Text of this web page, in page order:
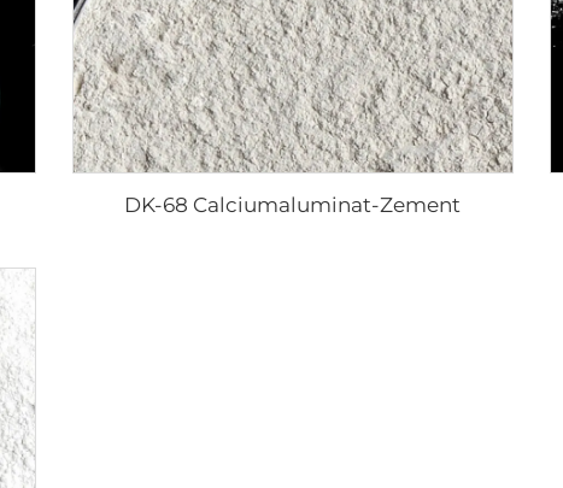
DK-68 Calciumaluminat-Zement